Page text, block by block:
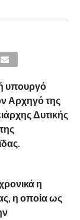
υπουργό
Αρχηγό της
Δυτικής
η
η οποία ως